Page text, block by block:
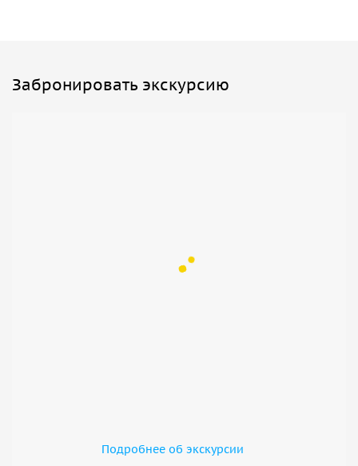
Забронировать экскурсию
Подробнее об экскурсии